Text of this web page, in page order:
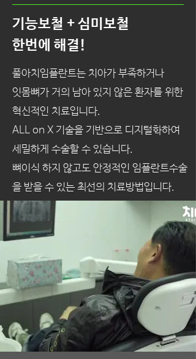
​기능보철 + 심미보철
​한번에 해결!
풀아치임플란트는 치아가 부족하거나
잇몸뼈가 거의 남아 있지 않은 환자를 위한
혁신적인 치료입니다.
ALL on X 기술을 기반으로 디지털화하여
세밀하게 수술할 수 있습니다.
뼈이식 하지 않고도 안정적인 임플란트수술
을 받을 수 있는 최선의 치료방법입니다.